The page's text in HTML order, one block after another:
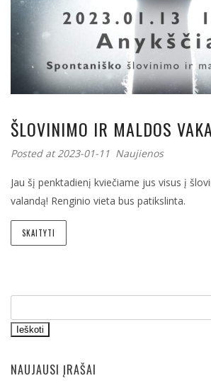
ŠLOVINIMO IR MALDOS
Posted at 2023-01-11 Naujienos
Jau šį penktadienį kviečiame jus visus į
valandą! Renginio vieta bus patikslinta.
SKAITYTI
Ieškoti
NAUJAUSI ĮRAŠAI